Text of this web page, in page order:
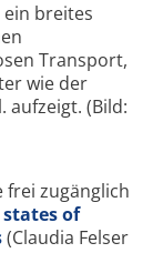
breites
Transport,
wie der
aufzeigt. (Bild:
frei zugänglich
of
(Claudia Felser